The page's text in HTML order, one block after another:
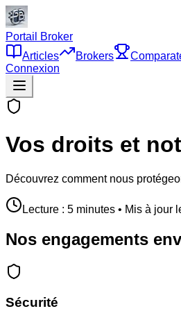
Portail Broker
Articles
Brokers
Connexion
Vos droits et
Découvrez comment nous
Lecture : 5 minutes • Mis à jour
Nos engagements
Sécurité